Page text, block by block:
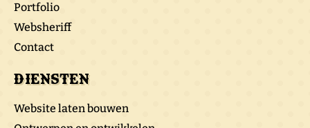
Portfolio
Websheriff
Contact
Diensten
Website laten bouwen